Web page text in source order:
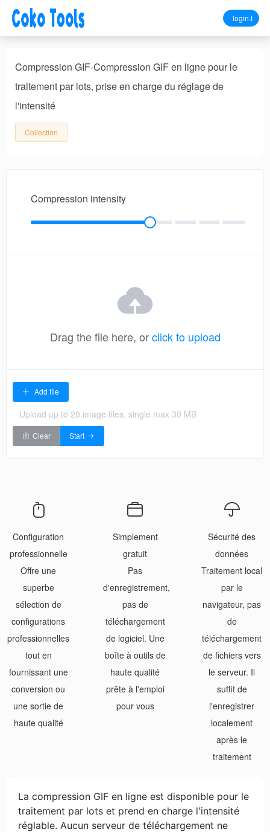
login.t
Compression GIF-Compression GIF en ligne pour le
traitement par lots, prise en charge du réglage de
l'intensité
Collection
Compression intensity
Drag the file here, orclick to upload
Add file
Upload up to 20 image files, single max 30 MB
Clear Start
Configuration
professionnelle
Offre une
superbe
sélection de
configurations
professionnelles
tout en
fournissant une
conversion ou
une sortie de
haute qualité
Simplement
gratuit
Pas
d'enregistrement,
pas de
téléchargement
de logiciel. Une
boîte à outils de
haute qualité
prête à l'emploi
pour vous
Sécurité des
données
Traitement local
par le
navigateur, pas
de
téléchargement
de fichiers vers
le serveur. Il
suffit de
l'enregistrer
localement
après le
traitement
La compression GIF en ligne est disponible pour le
traitement par lots et prend en charge l'intensité
réglable. Aucun serveur de téléchargement ne